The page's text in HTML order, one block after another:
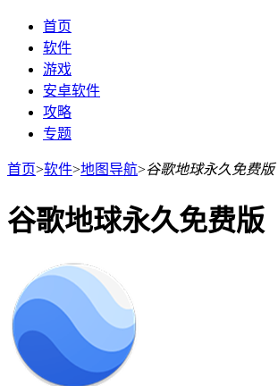
首页
软件
游戏
安卓软件
攻略
专题
首页>软件>地图导航>谷歌地球永久免费版
谷歌地球永久免费版